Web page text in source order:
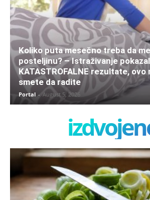
Koliko puta mesečno treba da
posteljinu? – Istraživanje
KATASTROFALNE rezultate, ovo
smete da radite
Portal - August 5, 2026